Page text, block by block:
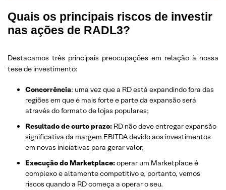
Quais os principais riscos de investir
nas ações de RADL3?
Destacamos três principais preocupações em relação à nossa
tese de investimento:
Concorrência: uma vez que a RD está expandindo fora das
regiões em que é mais forte e parte da expansão será
através do formato de lojas populares;
Resultado de curto prazo: RD não deve entregar expansão
significativa da margem EBITDA devido aos investimentos
em novas iniciativas para gerar valor;
Execução do Marketplace:operar um Marketplace é
complexo e altamente competitivo e, portanto, vemos
riscos quando a RD começa a operar o seu.